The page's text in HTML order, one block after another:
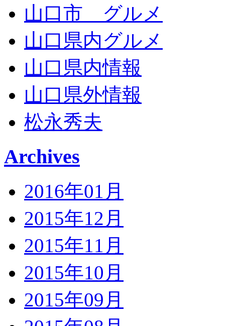
山口市 グルメ
山口県内グルメ
山口県内情報
山口県外情報
松永秀夫
Archives
2016年01月
2015年12月
2015年11月
2015年10月
2015年09月